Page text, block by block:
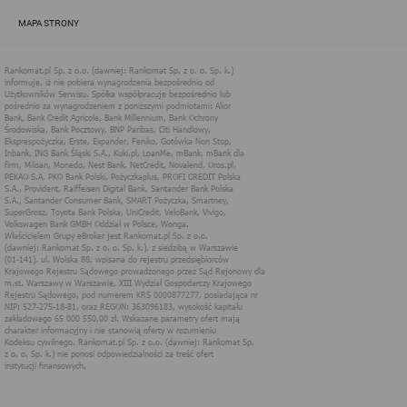
MAPA STRONY
technologii cookies (tj. plików tekstowych, tzw. ciasteczek) i
internetowych.
Każdy użytkownik ma prawo wyboru w zakresie udostępniania
informacji, które go dotyczą.
1. Pliki "cookies"
Pliki typu "cookies" ("ciasteczka"), to informacje, zapisywane
przez przeglądarkę użytkownika, obejmujące zawartość tekstową
które mogą zawierać dane osobowe w postaci adresu IP
komputera oraz unikalnego identyfikatora urządzenia zapisanego w
pliku. Pliki te nie są przechowywane na serwerach spółki, a dane z
nich są odczytywane jedynie podczas wizyty na stronie. Dzięki
plikom cookies strony internetowe pamiętają preferencje
użytkownika, np. ulubione strony internetowe. Pliki cookies nie
identyfikują użytkownika poprzez takie dane jak imię czy nazwisko
i nie są zbierane w ramach technologii cookies, nie mają wpływu
na sprzęt i oprogramowanie użytkownika. Więcej informacji o
plikach "cookies" można znaleźć na stronie
ies.org/
2. W jakim celu wykorzystywane są pliki
cookies i inne podobne technologie